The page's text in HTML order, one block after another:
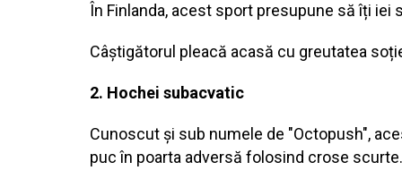
În Finlanda, acest sport presupune să îți
Câștigătorul pleacă acasă cu greutatea
2. Hochei subacvatic
Cunoscut și sub numele de "Octopush",
puc în poarta adversă folosind crose scurte.